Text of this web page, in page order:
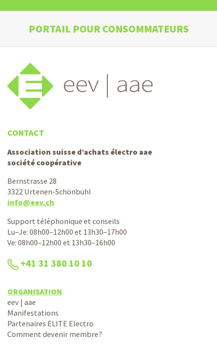
PORTAIL POUR CONSOMMATEURS
CONTACT
Association suisse d’achats électro aae
société coopérative
Bernstrasse 28
3322 Urtenen-Schönbühl
info@eev.ch
Support téléphonique et conseils
Lu–Je: 08h00–12h00 et 13h30–17h00
Ve: 08h00–12h00 et 13h30–16h00
+41 31 380 10 10
ORGANISATION
eev | aae
Manifestations
Partenaires ELITE Electro
Comment devenir membre?